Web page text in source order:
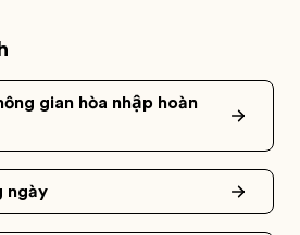
gian hòa nhập hoàn
ngày